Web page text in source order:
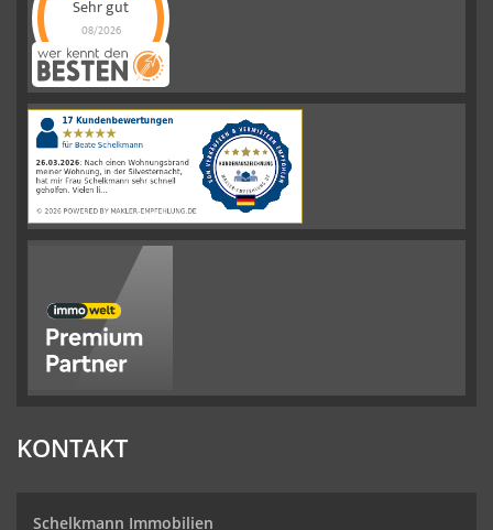
Sehr gut
08/2026
Schelkmann
Immobilienhat
|110Schelkmann
ImmobilienBewertungen
auf
werkenntdenBESTEN.de
KONTAKT
Schelkmann Immobilien